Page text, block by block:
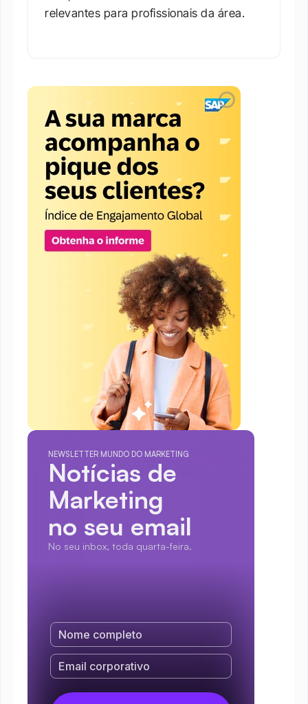
relevantes para profissionais da área.​
NEWSLETTER MUNDO DO MARKETING
Notícias de
Marketing
no seu email
No seu inbox, toda quarta-feira.